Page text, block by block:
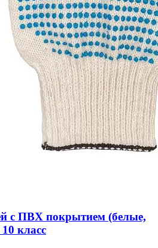
с ПВХ покрытием (белые,
класс